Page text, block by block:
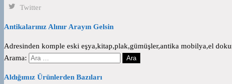
Twitter
Antikalarınız Alınır Arayın Gelsin
Adresinden komple eski eşya,kitap,plak,gümüşler,antika mobilya,el
Arama:
Aldığımız Ürünlerden Bazıları